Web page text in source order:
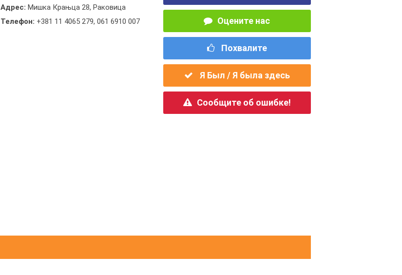
Адрес:Мишка Крањца 28, Раковица
Телефон: +381 11 4065 279,061 6910 007 Оцените нас
Похвалите
Я Был / Я была здесь
Сообщите об ошибке!